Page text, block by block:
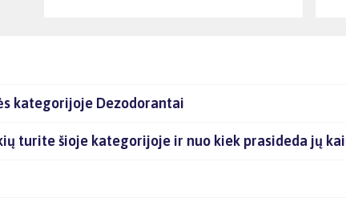
kategorijoje Dezodorantai
turite šioje kategorijoje ir nuo kiek prasideda jų